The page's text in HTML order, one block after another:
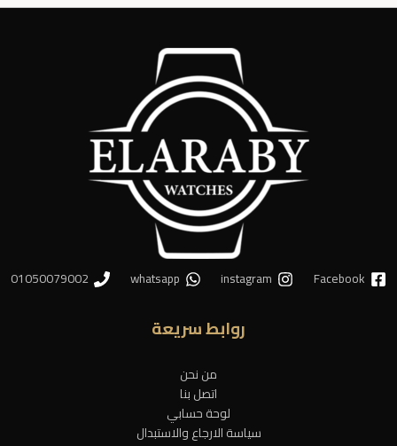
Facebook
instagram
whatsapp
01050079002
روابط سريعة
من نحن
اتصل بنا
لوحة حسابي
سياسة الارجاع والاستبدال